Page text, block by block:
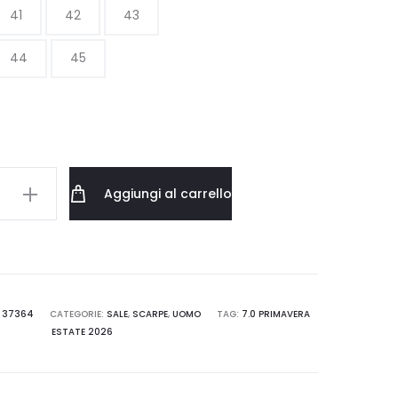
era:
227.00 €.
41 42 43
44 45
Aggiungi al carrello
37364 CATEGORIE: SALE, SCARPE, UOMO TAG: 7.0 PRIMAVERA
ESTATE 2026